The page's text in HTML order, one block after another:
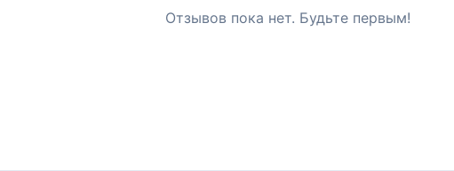
Отзывов пока нет. Будьте первым!